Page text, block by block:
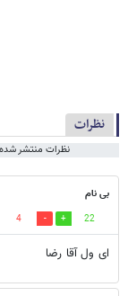
نظرات
نظرات منتشر شده:
بی نام
22
4
ای ول آقا رضا